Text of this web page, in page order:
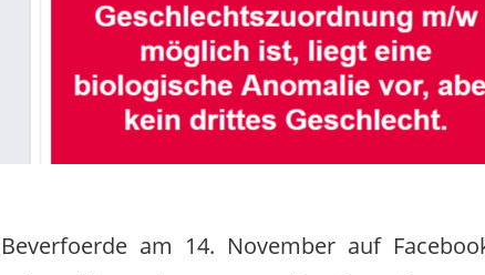
am 14. November auf